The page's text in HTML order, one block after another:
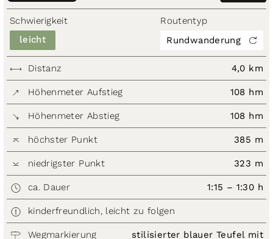
Schwierigkeit
leicht
Routentyp
Rundwanderung
Distanz 4,0 km
Höhenmeter Aufstieg 108 hm
Höhenmeter Abstieg 108 hm
höchster Punkt 385 m
niedrigster Punkt 323 m
ca. Dauer 1:15 – 1:30 h
kinderfreundlich, leicht zu folgen
Wegmarkierung
stilisierter blauer Teufel mit